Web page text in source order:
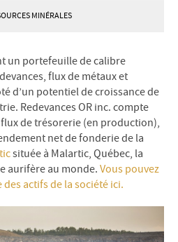
MINÉRALES
un portefeuille de calibre
flux de métaux et
d’un potentiel de croissance de
Redevances OR inc. compte
de trésorerie (en production),
net de fonderie de la
située à Malartic, Québec, la
aurifère au monde. Vous pouvez
actifs de la société ici.